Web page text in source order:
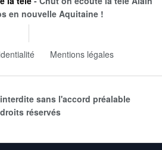
en nouvelle Aquitaine !
Mentions légales
sans l'accord préalable
réservés